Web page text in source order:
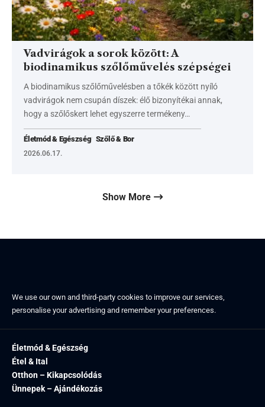
Vadvirágok a sorok között: A
biodinamikus szőlőművelés szépségei
A biodinamikus szőlőművelésben a tőkék között nyíló
vadvirágok nem csupán díszek: élő bizonyítékai annak,
hogy a szőlőskert lehet egyszerre termékeny…
Életmód & Egészség Szőlő & Bor
2026.06.17.
Show More
We use our own and third-party cookies to improve our services,
personalise your advertising and remember your preferences.
Életmód & Egészség
Étel & Ital
Otthon – Kikapcsolódás
Ünnepek – Ajándékozás